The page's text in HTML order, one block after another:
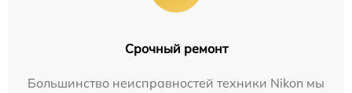
Срочный ремонт
Большинство неисправностей техники Nikon мы